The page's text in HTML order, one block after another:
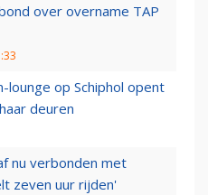
over overname TAP
lounge op Schiphol opent
deuren
nu verbonden met
zeven uur rijden'